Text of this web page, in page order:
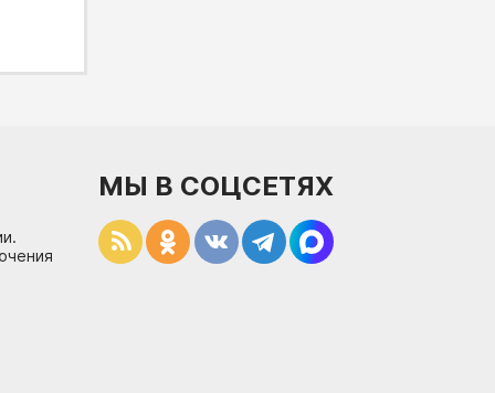
МЫ В СОЦСЕТЯХ